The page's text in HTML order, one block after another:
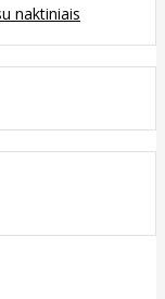
naktiniais